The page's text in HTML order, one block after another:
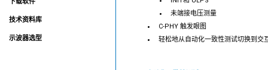
未端接电压测量
C-PHY 触发眼图
轻松地从自动化一致性测试切换到交
技术资料库
示波器选型